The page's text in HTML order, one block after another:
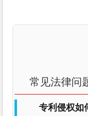
常见法律问
专利侵权如